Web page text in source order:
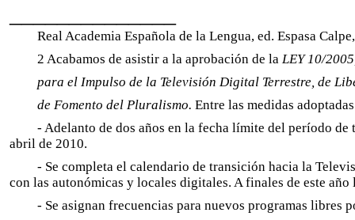
Real Academia Española de la Lengua, ed. Espasa
2 Acabamos de asistir a la aprobación de la LEY10/
para el Impulso de la Televisión Digital Terrestre, de
de Fomento del Pluralismo. Entre las medidas
- Adelanto de dos años en la fecha límite del período
abril de 2010.
- Se completa el calendario de transición hacia la
con las autonómicas y locales digitales. A finales de este
- Se asignan frecuencias para nuevos programas